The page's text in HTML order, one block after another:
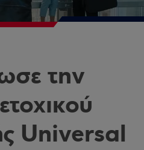
την
Universal